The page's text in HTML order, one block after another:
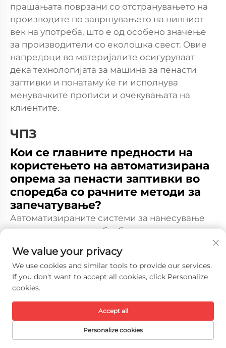
прашањата поврзани со отстранувањето на
производите по завршувањето на нивниот
век на употреба, што е од особено значење
за производители со еколошка свест. Овие
напредоци во материјалите осигуруваат
дека технологијата за машина за пенасти
заптивки и понатаму ќе ги исполнува
менувачките прописи и очекувањата на
клиентите.
ЧПЗ
Кои се главните предности на
користењето на автоматизирана
опрема за пенасти заптивки во
споредба со рачните методи за
запечатување?
Автоматизираните системи за нанесување
на пена-затворачи обезбедуваат премиум
варијабилноста вградена во рачните
процеси, додека значително ги намалуваат
трошоците за труд и отпадот на материјали.
контрол над параметрите на диспензирање
на пената, што резултира со еднаква
дебелина на линијата и оптимална
We value your privacy
We use cookies and similar tools to provide our services.
If you don't want to accept all cookies, click Personalize
cookies.
Personalize cookies
Accept all